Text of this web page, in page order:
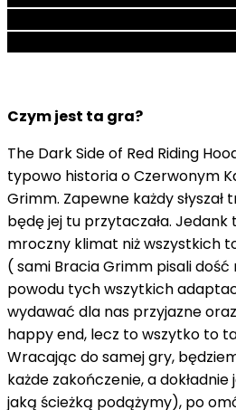
Czym jest ta gra?
The Dark Side of Red Riding
typowo historia o Czerwonym
Grimm. Zapewne każdy
będę jej tu przytaczała.
mroczny klimat niż wszystkich
( sami Bracia Grimm pisali dość
powodu tych wszytkich
wydawać dla nas przyjazne
happy end, lecz to wszytko to
Wracając do samej gry,
każde zakończenie, a
jaką ścieżką podążymy), po